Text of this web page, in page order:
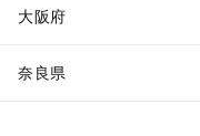
大阪府
奈良県